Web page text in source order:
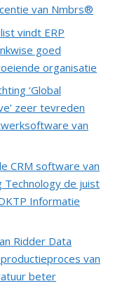
van Nmbrs®
vindt ERP
goed
organisatie
‘Global
zeer tevreden
van
CRM software van
Technology de juist
Informatie
Ridder Data
van
beter